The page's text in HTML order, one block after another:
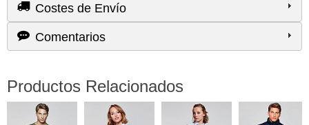
Costes de Envío
Comentarios
Productos Relacionados